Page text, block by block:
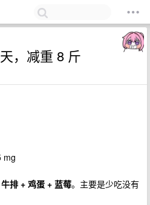
，减重 8 斤
mg
牛排 + 鸡蛋 + 蓝莓。主要是少吃没有